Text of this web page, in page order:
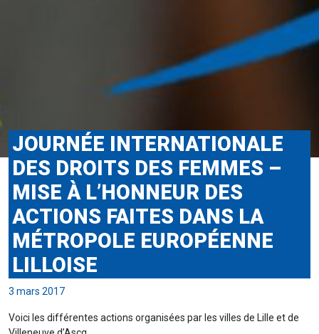
JOURNÉE INTERNATIONALE
DES DROITS DES FEMMES –
MISE À L’HONNEUR DES
ACTIONS FAITES DANS LA
MÉTROPOLE EUROPÉENNE
LILLOISE
3 mars 2017
Voici les différentes actions organisées par les villes de Lille et de